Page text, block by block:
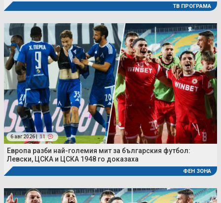
ТВ ПРОГРАМА
6 авг 2026 | 11
Европа разби най-големия мит за българския футбол:
Левски, ЦСКА и ЦСКА 1948 го доказаха
ФЕН ЗОНА